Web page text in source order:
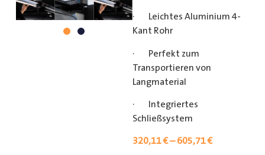
· Leichtes Aluminium 4-
Kant Rohr
· Perfekt zum
Transportieren von
Langmaterial
· Integriertes
Schließsystem
320,11€–605,71€